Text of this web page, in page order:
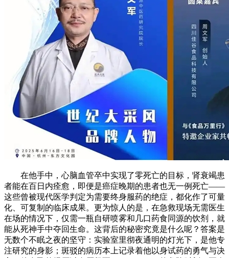
在他手中，心脑血管卒中实现了零死亡的目标，肾衰竭患
者能在百日内痊愈，即便是癌症晚期的患者也无一例死亡——
这些曾被现代医学判定为需要终身服药的绝症，都化作了可量
化、可复制的临床成果。更为惊人的是，在急救现场无需医生
在场的情况下，仅需一瓶自研喷雾和几口药食同源的饮剂，就
能从死神手中夺回生命。这背后的秘密究竟是什么呢？答案是
无数个不眠之夜的坚守：实验室里彻夜通明的灯光下，是他专
注研究的身影；斑驳的病历本上记录着他以身试药的勇气与决